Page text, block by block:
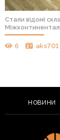
Стали відомі
6 aks701
НОВИНИ